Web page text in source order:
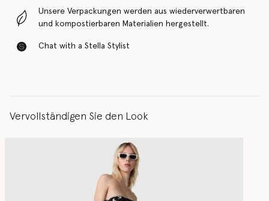
Unsere Verpackungen werden aus wiederverwertbaren
und kompostierbaren Materialien hergestellt.
Chat with a Stella Stylist
Vervollständigen Sie den Look